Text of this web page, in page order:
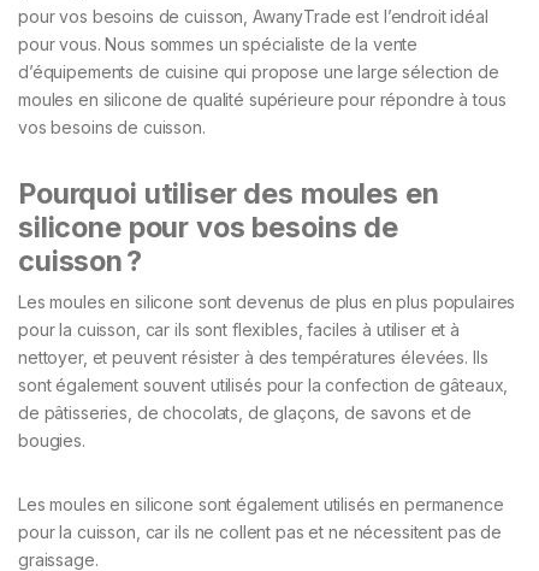
pour vos besoins de cuisson, AwanyTrade est l’endroit idéal
pour vous. Nous sommes un spécialiste de la vente
d’équipements de cuisine qui propose une large sélection de
moules en silicone de qualité supérieure pour répondre à tous
vos besoins de cuisson.
Pourquoi utiliser des moules en
silicone pour vos besoins de
cuisson ?
Les moules en silicone sont devenus de plus en plus populaires
pour la cuisson, car ils sont flexibles, faciles à utiliser et à
nettoyer, et peuvent résister à des températures élevées. Ils
sont également souvent utilisés pour la confection de gâteaux,
de pâtisseries, de chocolats, de glaçons, de savons et de
bougies.
Les moules en silicone sont également utilisés en permanence
pour la cuisson, car ils ne collent pas et ne nécessitent pas de
graissage.